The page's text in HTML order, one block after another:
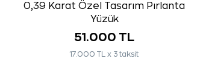
0,39 Karat Özel Tasarım Pırlanta
Yüzük
51.000 TL
17.000 TL x 3 taksit